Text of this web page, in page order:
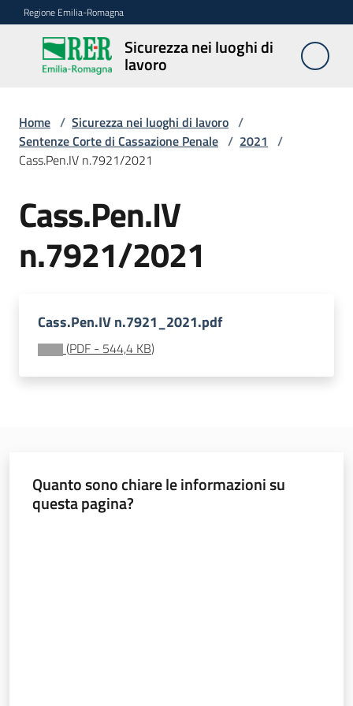
Vai al contenuto
Vai alla navigazione
Vai al footer
Regione Emilia-Romagna
Sicurezza nei luoghi di
lavoro
Sicurezza
nei
lavoro
Sicurezza
costruzioni
Coordinamento
prevenzione
vigilanza
sicurezza
Home / Sicurezza nei luoghi di lavoro /
Sentenze Corte di Cassazione Penale / 2021 /
Cass.Pen.IV n.7921/2021
Cass.Pen.IV
n.7921/2021
Cass.Pen.IV n.7921_2021.pdf
(PDF - 544,4 KB)
Quanto sono chiare le informazioni su
questa pagina?